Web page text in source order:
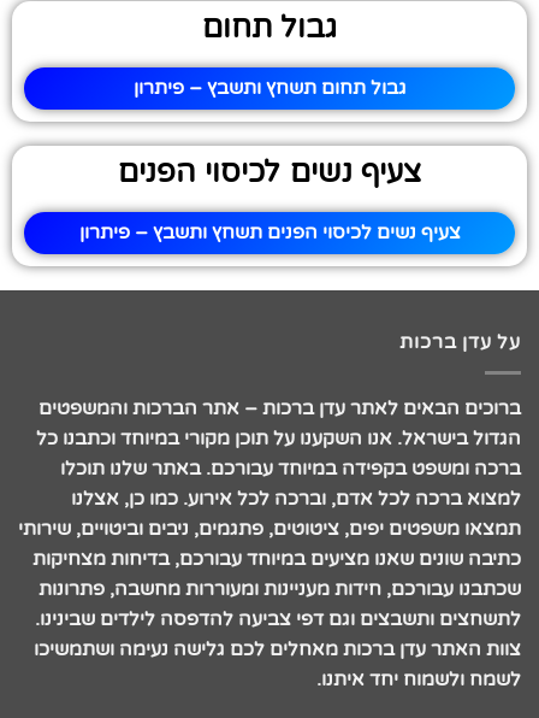
גבול תחום
גבול תחום תשחץ ותשבץ – פיתרון
צעיף נשים לכיסוי הפנים
צעיף נשים לכיסוי הפנים תשחץ ותשבץ – פיתרון
על עדן ברכות
ברוכים הבאים לאתר עדן ברכות – אתר הברכות והמשפטים
הגדול בישראל. אנו השקענו על תוכן מקורי במיוחד וכתבנו כל
ברכה ומשפט בקפידה במיוחד עבורכם. באתר שלנו תוכלו
למצוא ברכה לכל אדם, וברכה לכל אירוע. כמו כן, אצלנו
תמצאו משפטים יפים, ציטוטים, פתגמים, ניבים וביטויים, שירותי
כתיבה שונים שאנו מציעים במיוחד עבורכם, בדיחות מצחיקות
שכתבנו עבורכם, חידות מעניינות ומעוררות מחשבה, פתרונות
לתשחצים ותשבצים וגם דפי צביעה להדפסה לילדים שבינינו.
צוות האתר עדן ברכות מאחלים לכם גלישה נעימה ושתמשיכו
לשמח ולשמוח יחד איתנו.